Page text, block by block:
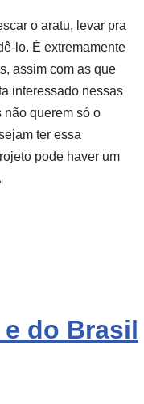
o aratu, levar pra
lo. É extremamente
assim com as que
interessado nessas
não querem só o
ter essa
pode haver um
do Brasil